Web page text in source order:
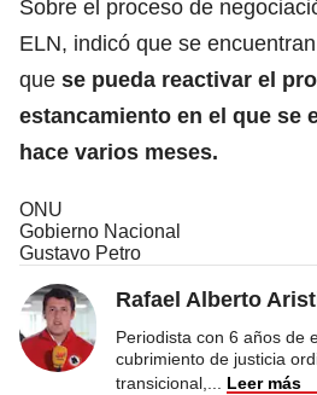
Sobre el proceso de
ELN, indicó que se
que se pueda reactivar el
estancamiento en el que se
hace varios meses.
ONU
Gobierno Nacional
Gustavo Petro
Rafael Alberto
Periodista con 6 años de
cubrimiento de justicia
transicional,
Leer más